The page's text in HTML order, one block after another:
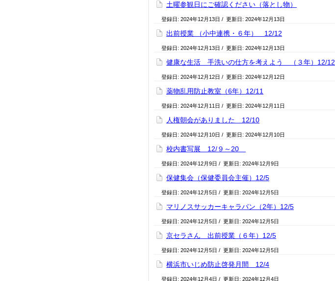
土曜参観日にご確認ください（落とし物）
登録日: 2024年12月13日 / 更新日: 2024年12月13日
出前授業 （小中連携・６年） 12/12
登録日: 2024年12月13日 / 更新日: 2024年12月13日
健康な生活 手洗いの仕方を考えよう （３年）12/12
登録日: 2024年12月12日 / 更新日: 2024年12月12日
薬物乱用防止教室（6年）12/11
登録日: 2024年12月11日 / 更新日: 2024年12月11日
人権朝会がありました 12/10
登録日: 2024年12月10日 / 更新日: 2024年12月10日
校内書写展 12/９～20
登録日: 2024年12月9日 / 更新日: 2024年12月9日
保健集会（保健委員会主催）12/5
登録日: 2024年12月5日 / 更新日: 2024年12月5日
マリノスサッカーキャラバン（2年）12/5
登録日: 2024年12月5日 / 更新日: 2024年12月5日
京セラさん 出前授業（６年）12/5
登録日: 2024年12月5日 / 更新日: 2024年12月5日
横浜市いじめ防止啓発月間 12/4
登録日: 2024年12月4日 / 更新日: 2024年12月4日